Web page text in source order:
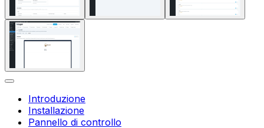
Introduzione
Installazione
Pannello di controllo